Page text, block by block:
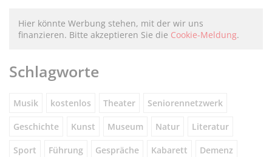
Hier könnte Werbung stehen, mit der wir uns
finanzieren. Bitte akzeptieren Sie die Cookie-Meldung.
Schlagworte
Musik kostenlos Theater Seniorennetzwerk
Geschichte Kunst Museum Natur Literatur
Sport Führung Gespräche Kabarett Demenz